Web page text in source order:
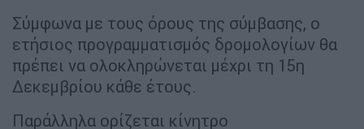
Σύμφωνα με τους όρους της σύμβασης, ο
ετήσιος προγραμματισμός δρομολογίων θα
πρέπει να ολοκληρώνεται μέχρι τη 15η
Δεκεμβρίου κάθε έτους.
Παράλληλα ορίζεται κίνητρο